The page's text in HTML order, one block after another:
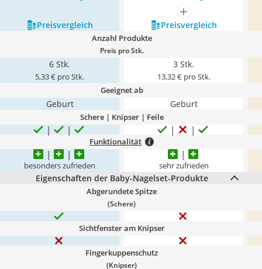
mehr anzeigen
Preis­vergleich
Preis­vergleich
Anzahl Produkte
Preis pro Stk.
6 Stk.
5,33 € pro Stk.
3 Stk.
13,32 € pro Stk.
Geeignet ab
Geburt Geburt
Schere | Knipser | Feile
Funktionalität
besonders zufrieden sehr zufrieden
Eigenschaften der Baby-Nagelset-Produkte
Abgerundete Spitze
(Schere)
Sichtfenster am Knipser
Fingerkuppenschutz
(Knipser)